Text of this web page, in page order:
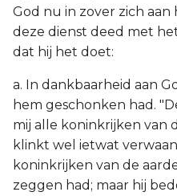
God nu in zover zich
deze dienst deed met
dat hij het doet:
a. In dankbaarheid aan
hem geschonken had.
mij alle koninkrijken van
klinkt wel ietwat
koninkrijken van de
zeggen had; maar hij